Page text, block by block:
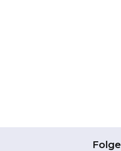
Folge